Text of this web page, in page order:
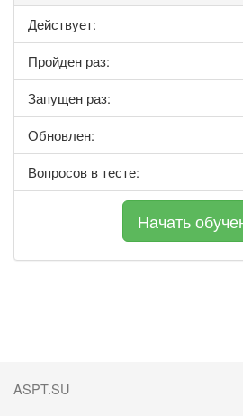
Действует:
Пройден раз:
Запущен раз:
Обновлен:
Вопросов в тесте:
ASPT.SU